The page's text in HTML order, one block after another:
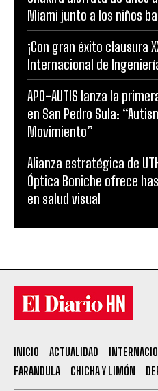
Miami junto a los niños
¡Con gran éxito clausura
Internacional de
APO-AUTIS lanza la
en San Pedro Sula:
Movimiento”
Alianza estratégica de
Óptica Boniche ofrece
en salud visual
INICIO ACTUALIDAD
FARANDULA
CHICHA Y LIMÓN